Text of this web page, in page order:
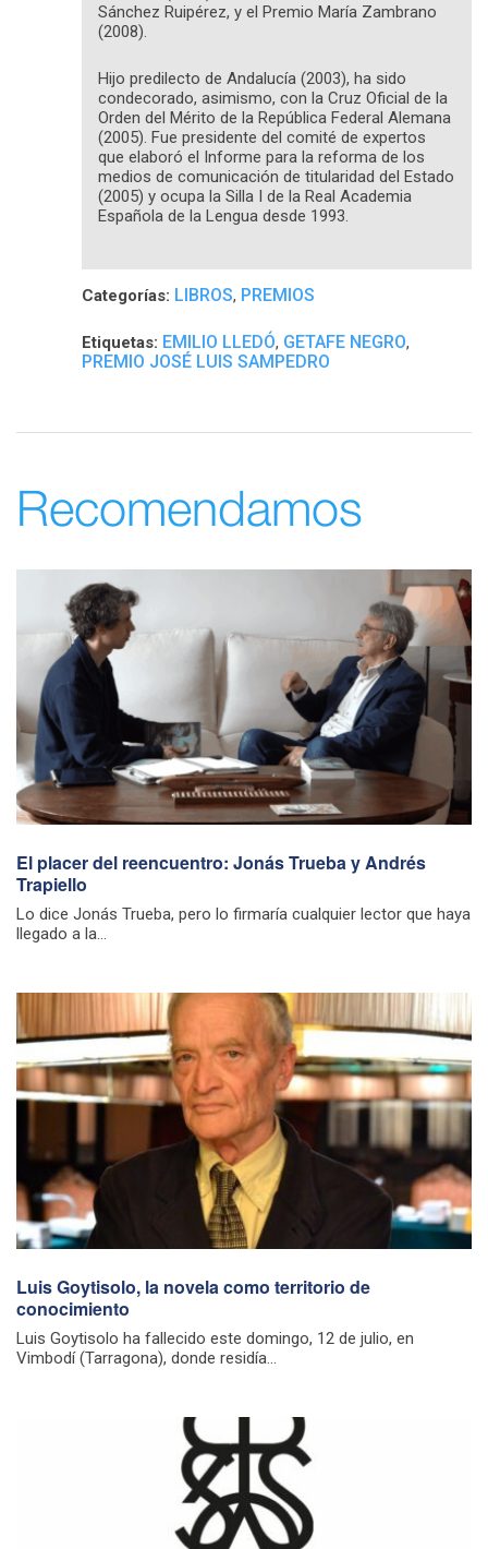
Sánchez Ruipérez, y el Premio María Zambrano
(2008).
Hijo predilecto de Andalucía (2003), ha sido
condecorado, asimismo, con la Cruz Oficial de la
Orden del Mérito de la República Federal Alemana
(2005). Fue presidente del comité de expertos
que elaboró el Informe para la reforma de los
medios de comunicación de titularidad del Estado
(2005) y ocupa la Silla I de la Real Academia
Española de la Lengua desde 1993.
Categorías: LIBROS, PREMIOS
Etiquetas: EMILIO LLEDÓ, GETAFE NEGRO,
PREMIO JOSÉ LUIS SAMPEDRO
Recomendamos
El placer del reencuentro: Jonás Trueba y Andrés
Trapiello
Lo dice Jonás Trueba, pero lo firmaría cualquier lector que haya
llegado a la...
Luis Goytisolo, la novela como territorio de
conocimiento
Luis Goytisolo ha fallecido este domingo, 12 de julio, en
Vimbodí (Tarragona), donde residía...